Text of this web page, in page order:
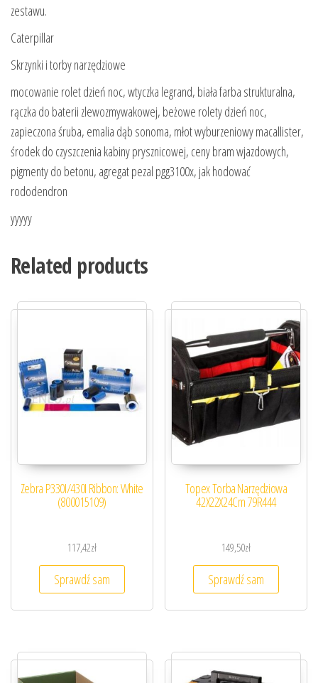
zestawu.
Caterpillar
Skrzynki i torby narzędziowe
mocowanie rolet dzień noc, wtyczka legrand, biała farba strukturalna,
rączka do baterii zlewozmywakowej, beżowe rolety dzień noc,
zapieczona śruba, emalia dąb sonoma, młot wyburzeniowy macallister,
środek do czyszczenia kabiny prysznicowej, ceny bram wjazdowych,
pigmenty do betonu, agregat pezal pgg3100x, jak hodować
rododendron
yyyyy
Related products
Zebra P330I/430I Ribbon: White
(800015109)
117,42zł
Sprawdź sam
Topex Torba Narzędziowa
42X22X24Cm 79R444
149,50zł
Sprawdź sam